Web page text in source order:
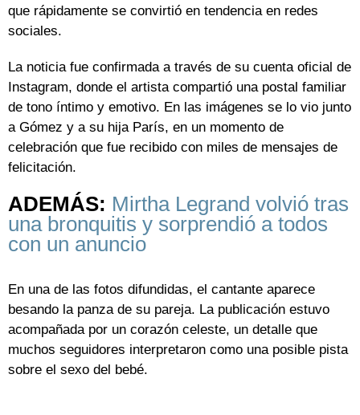
que rápidamente se convirtió en tendencia en redes
sociales.
La noticia fue confirmada a través de su cuenta oficial de
Instagram, donde el artista compartió una postal familiar
de tono íntimo y emotivo. En las imágenes se lo vio junto
a Gómez y a su hija París, en un momento de
celebración que fue recibido con miles de mensajes de
felicitación.
ADEMÁS: Mirtha Legrand volvió tras
una bronquitis y sorprendió a todos
con un anuncio
En una de las fotos difundidas, el cantante aparece
besando la panza de su pareja. La publicación estuvo
acompañada por un corazón celeste, un detalle que
muchos seguidores interpretaron como una posible pista
sobre el sexo del bebé.